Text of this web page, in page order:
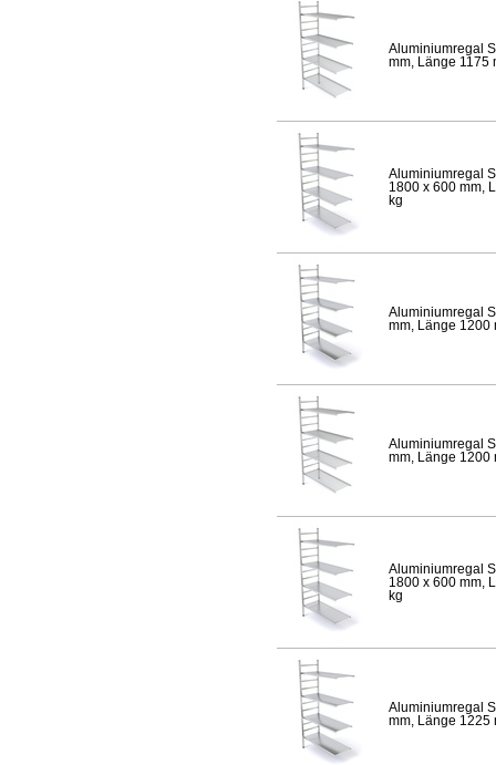
Aluminiumregal
mm, Länge 1175
Aluminiumregal
1800 x 600 mm,
kg
Aluminiumregal
mm, Länge 1200
Aluminiumregal
mm, Länge 1200
Aluminiumregal
1800 x 600 mm,
kg
Aluminiumregal
mm, Länge 1225